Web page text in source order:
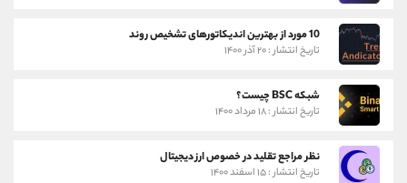
10 مورد از بهترین اندیکاتورهای تشخیص روند
تاریخ انتشار : ۲۰ آذر ۱۴۰۰
شبکه BSC چیست؟
تاریخ انتشار : ۱۸ مرداد ۱۴۰۰
نظر مراجع تقلید در خصوص ارز دیجیتال
تاریخ انتشار : ۱۵ اسفند ۱۴۰۰